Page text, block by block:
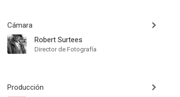
Cámara
Robert Surtees
Director de Fotografía
Producción